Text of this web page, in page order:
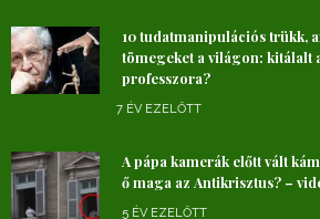
10 tudatmanipulációs trükk,
tömegeket a világon: kitálalt
professzora?
7 ÉV EZELŐTT
A pápa kamerák előtt vált
ő maga az Antikrisztus? –
5 ÉV EZELŐTT